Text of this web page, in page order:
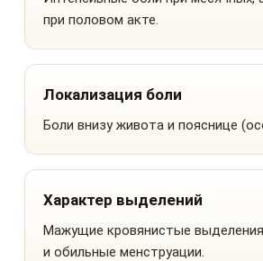
при половом акте.
Локализация боли
Боли внизу живота и пояснице
Характер выделений
Мажущие кровянистые
и обильные менструации.